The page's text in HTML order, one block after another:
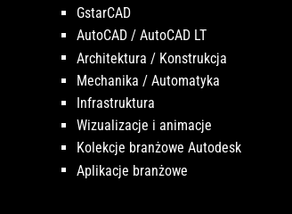
GstarCAD
AutoCAD / AutoCAD LT
Architektura / Konstrukcja
Mechanika / Automatyka
Infrastruktura
Wizualizacje i animacje
Kolekcje branżowe Autodesk
Aplikacje branżowe